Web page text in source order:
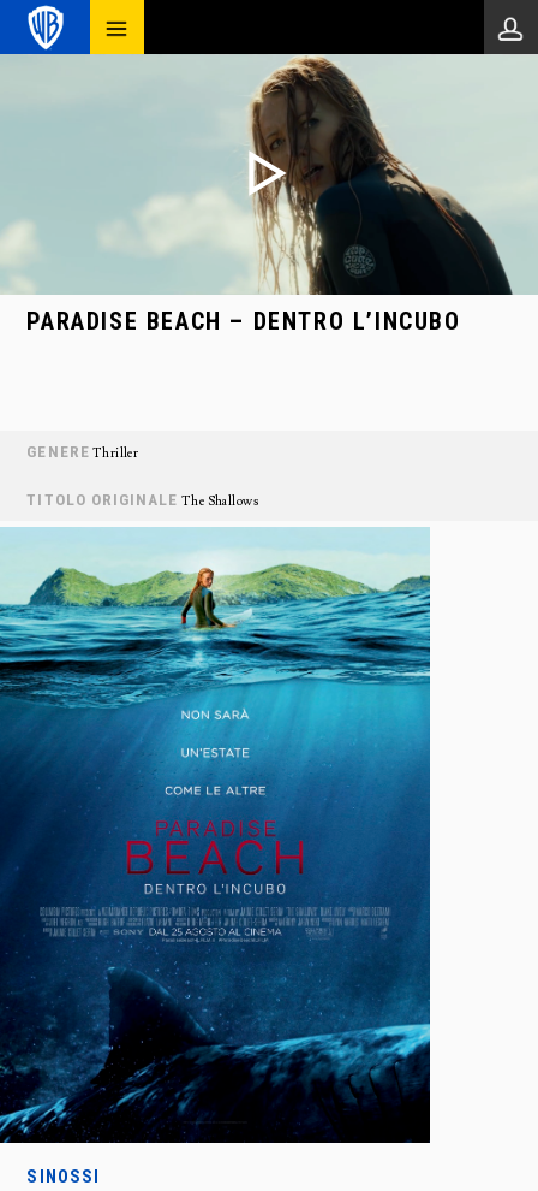
PARADISE BEACH – DENTRO L’INCUBO
GENERE Thriller
TITOLO ORIGINALE The Shallows
SINOSSI